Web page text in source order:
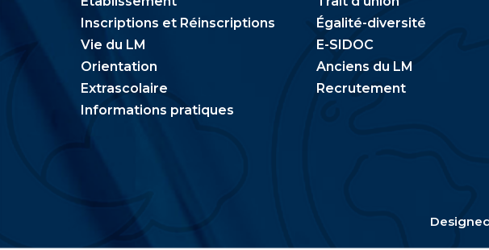
Inscriptions et Réinscriptions
Vie du LM
Orientation
Extrascolaire
Informations pratiques
Égalité-diversité
E-SIDOC
Anciens du LM
Recrutement